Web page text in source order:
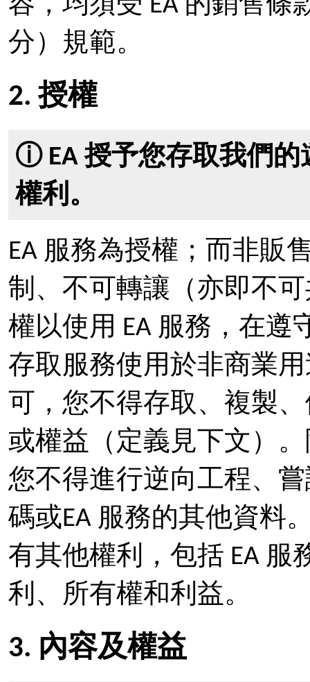
容，均須受 EA 的銷售
分）規範。
2. 授權
ⓘ EA 授予您存取我們
權利。
EA 服務為授權；而非販
制、不可轉讓（亦即不
權以使用 EA 服務，在遵
存取服務使用於非商業
可，您不得存取、複製
或權益（定義見下文）
您不得進行逆向工程、
碼或EA 服務的其他資料
有其他權利，包括 EA 服
利、所有權和利益。
3. 內容及權益